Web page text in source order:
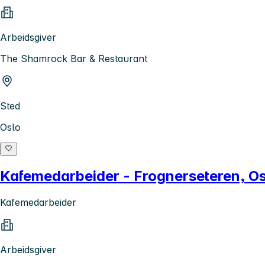
Arbeidsgiver
The Shamrock Bar & Restaurant
Sted
Oslo
Kafemedarbeider - Frognerseteren,
Kafemedarbeider
Arbeidsgiver